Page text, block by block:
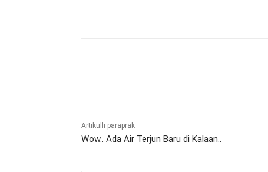
Artikulli paraprak
Wow.. Ada Air Terjun Baru di Kalaan..